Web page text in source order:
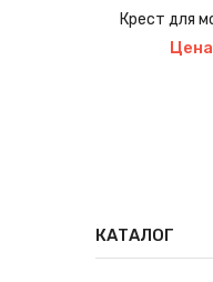
Крест для
КАТАЛОГ